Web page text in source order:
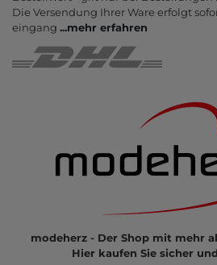
Die Ver­sendung Ihrer Ware er­folgt
eingang ...mehr erfahren
modeherz - Der Shop mit mehr
Hier kaufen Sie sicher